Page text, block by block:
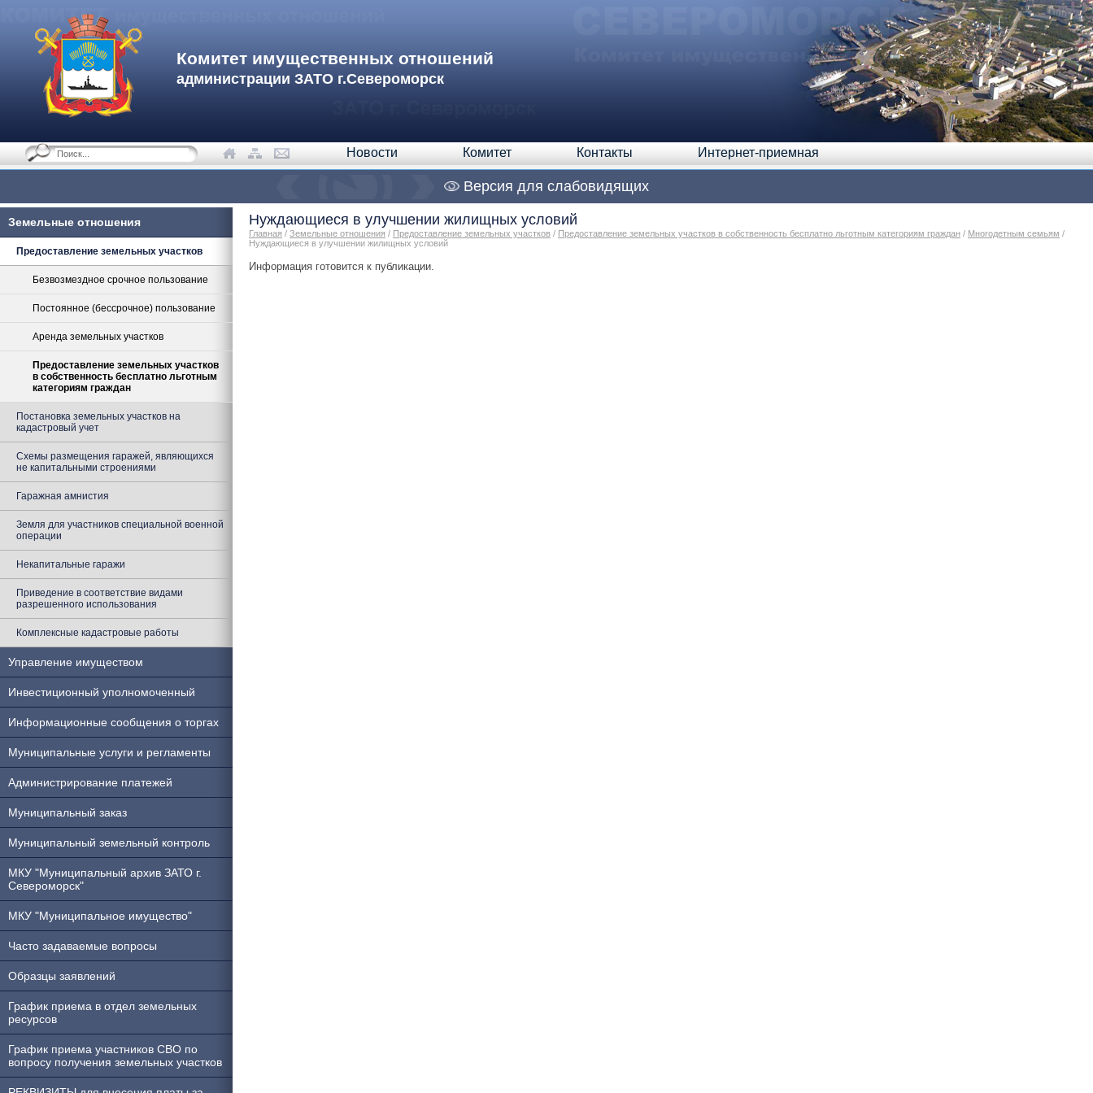
Комитет имущественных отношений
администрации ЗАТО г.Североморск
Новости Комитет Контакты Интернет-приемная
Версия для слабовидящих
Земельные отношения
Предоставление земельных участков
Безвозмездное срочное пользование
Постоянное (бессрочное) пользование
Аренда земельных участков
Предоставление земельных участков
в собственность бесплатно льготным
категориям граждан
Постановка земельных участков на
кадастровый учет
Схемы размещения гаражей, являющихся
не капитальными строениями
Гаражная амнистия
Земля для участников специальной военной
операции
Некапитальные гаражи
Приведение в соответствие видами
разрешенного использования
Комплексные кадастровые работы
Управление имуществом
Инвестиционный уполномоченный
Информационные сообщения о торгах
Муниципальные услуги и регламенты
Администрирование платежей
Муниципальный заказ
Муниципальный земельный контроль
МКУ "Муниципальный архив ЗАТО г.
Североморск"
МКУ "Муниципальное имущество"
Часто задаваемые вопросы
Образцы заявлений
График приема в отдел земельных
ресурсов
График приема участников СВО по
вопросу получения земельных участков
Нуждающиеся в улучшении жилищных условий
Главная / Земельные отношения / Предоставление земельных участков / Предоставление земельных участков в собственность бесплатно льготным категориям граждан / Многодетным семьям /
Нуждающиеся в улучшении жилищных условий
Информация готовится к публикации.